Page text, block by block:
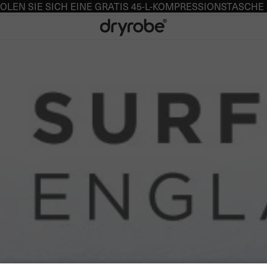
SIE SICH EINE GRATIS 45-L-
Dryrobe® Europe